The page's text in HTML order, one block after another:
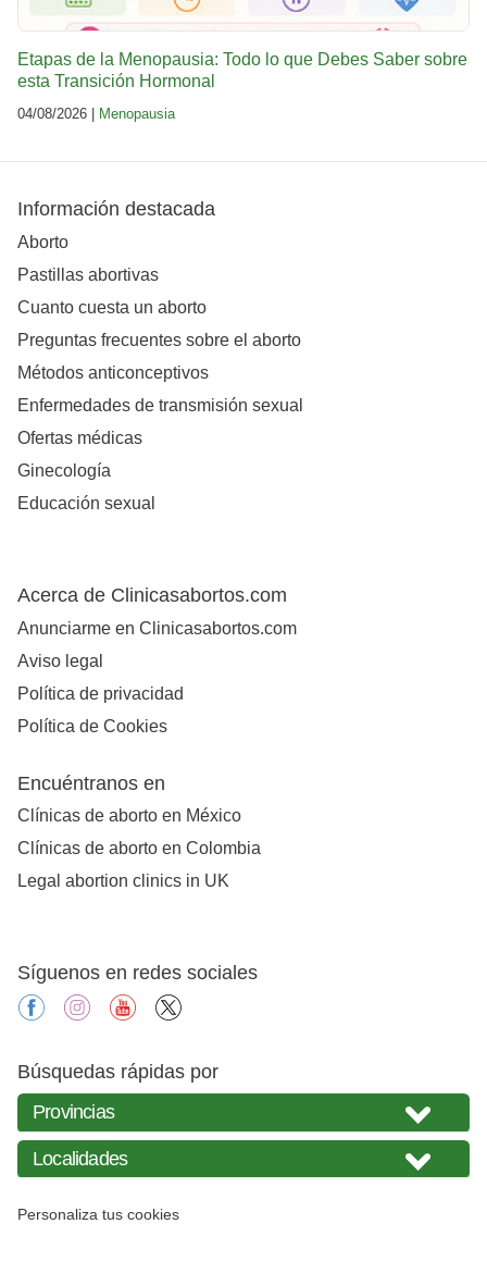
Etapas de la Menopausia: Todo lo que Debes Saber sobre
esta Transición Hormonal
04/08/2026 | Menopausia
Información destacada
Aborto
Pastillas abortivas
Cuanto cuesta un aborto
Preguntas frecuentes sobre el aborto
Métodos anticonceptivos
Enfermedades de transmisión sexual
Ofertas médicas
Ginecología
Educación sexual
Acerca de Clinicasabortos.com
Anunciarme en Clinicasabortos.com
Aviso legal
Política de privacidad
Política de Cookies
Encuéntranos en
Clínicas de aborto en México
Clínicas de aborto en Colombia
Legal abortion clinics in UK
Síguenos en redes sociales
facebookinstagramyoutube
Búsquedas rápidas por
Personaliza tus cookies